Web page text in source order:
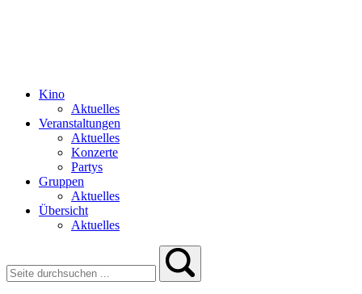
Kino
Aktuelles
Veranstaltungen
Aktuelles
Konzerte
Partys
Gruppen
Aktuelles
Übersicht
Aktuelles